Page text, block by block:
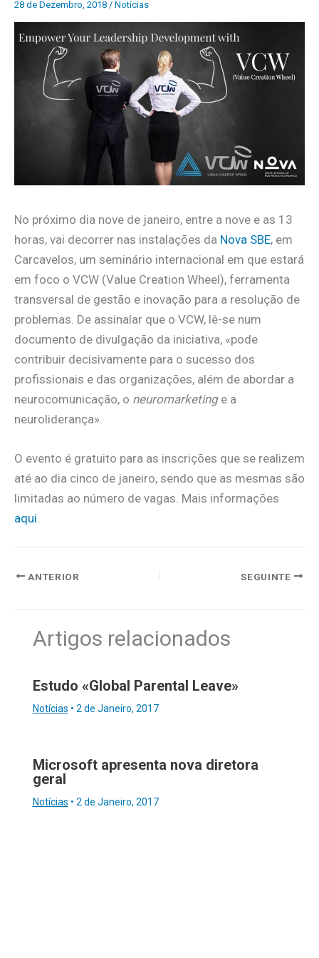
28 de Dezembro, 2018 / Notícias
No próximo dia nove de janeiro, entre a nove e as 13
horas, vai decorrer nas instalações da Nova SBE, em
Carcavelos, um seminário internacional em que estará
em foco o VCW (Value Creation Wheel), ferramenta
transversal de gestão e inovação para a resolução de
problemas. De assinalar que o VCW, lê-se num
documento de divulgação da iniciativa, «pode
contribuir decisivamente para o sucesso dos
profissionais e das organizações, além de abordar a
neurocomunicação, o neuromarketinge a
neuroliderança».
O evento é gratuito para as inscrições que se realizem
até ao dia cinco de janeiro, sendo que as mesmas são
limitadas ao número de vagas. Mais informações
aqui.
ANTERIOR SEGUINTE
Artigos relacionados
Estudo «Global Parental Leave»
Notícias • 2 de Janeiro, 2017
Microsoft apresenta nova diretora
geral
Notícias • 2 de Janeiro, 2017